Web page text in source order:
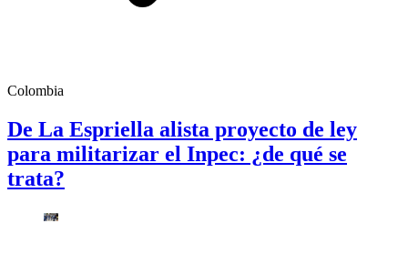
Colombia
De La Espriella alista proyecto de ley
para militarizar el Inpec: ¿de qué se
trata?